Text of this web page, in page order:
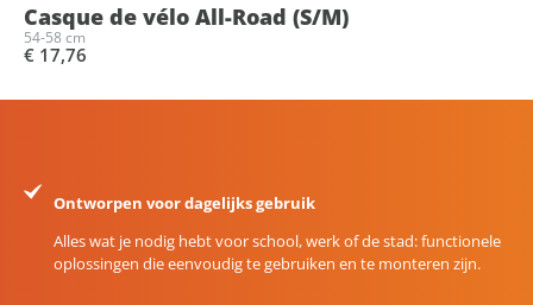
Casque de vélo All-Road (S/M)
54-58 cm
€ 17,76
Ontworpen voor dagelijks gebruik
Alles wat je nodig hebt voor school, werk of de stad: functionele
oplossingen die eenvoudig te gebruiken en te monteren zijn.